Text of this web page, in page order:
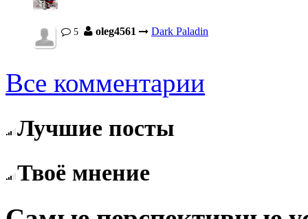
5 oleg4561 Dark Paladin
Все комментарии
Лучшие посты
Твоё мнение